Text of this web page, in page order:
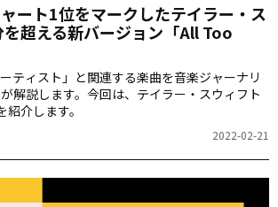
ート1位をマークしたテイラー・ス
超える新バージョン「All Too
ーティスト」と関連する楽曲を音楽ジャーナリ
解説します。今回は、テイラー・スウィフト
介します。
2022-02-21